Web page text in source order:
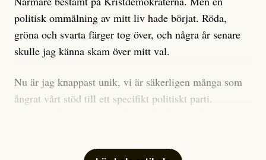
sociala medier, att artikelns författare inte förstår sig
på personens ekonomi och att det tydligen finns
anonyma röster inom rörelsen som säger saker som
anses vara anledningar att titta närmare på personen,
men ingenting av detta är tillräckligt för att hänga ut
inom palestinarörelsen.
politisk ommålning av mitt liv hade börjat. Röda,
gröna och svarta färger tog över, och några år senare
skulle jag känna skam över mitt val.
Nu är jag knappast unik, vi är säkerligen många som
ångrat vårt stöd till ett specifikt politiskt parti.